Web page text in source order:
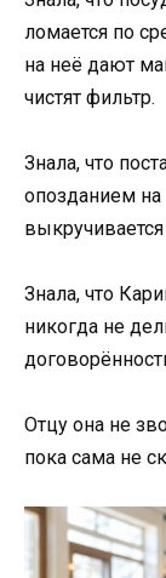
ломается по
на неё дают
чистят фильтр.
Знала, что
опозданием на
Знала, что
никогда не
Отцу она не
пока сама не